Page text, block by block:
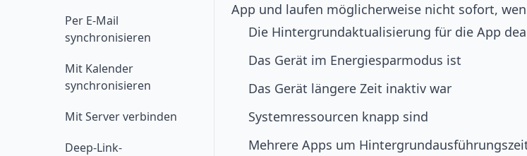
Per E-Mail
synchronisieren
Mit Kalender
synchronisieren
Mit Server verbinden
Deep-Link-
App und laufen möglicherweise nicht sofort,
Die Hintergrundaktualisierung für die App
Das Gerät im Energiesparmodus ist
Das Gerät längere Zeit inaktiv war
Systemressourcen knapp sind
Mehrere Apps um